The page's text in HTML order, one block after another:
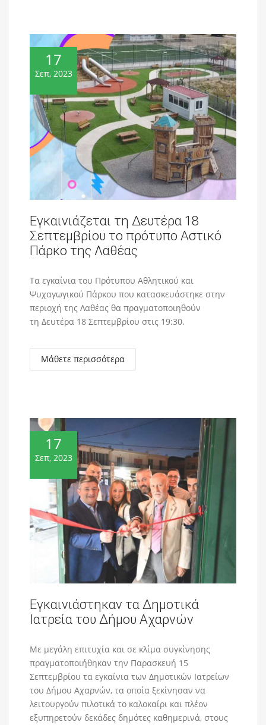
17
Σεπ, 2023
Εγκαινιάζεται τη Δευτέρα 18
Σεπτεμβρίου το πρότυπο Αστικό
Πάρκο της Λαθέας
Τα εγκαίνια του Πρότυπου Αθλητικού και
Ψυχαγωγικού Πάρκου που κατασκευάστηκε στην
περιοχή της Λαθέας θα πραγματοποιηθούν
τη Δευτέρα 18 Σεπτεμβρίου στις 19:30.
Μάθετε περισσότερα
17
Σεπ, 2023
Εγκαινιάστηκαν τα Δημοτικά
Ιατρεία του Δήμου Αχαρνών
Με μεγάλη επιτυχία και σε κλίμα συγκίνησης
πραγματοποιήθηκαν την Παρασκευή 15
Σεπτεμβρίου τα εγκαίνια των Δημοτικών Ιατρείων
του Δήμου Αχαρνών, τα οποία ξεκίνησαν να
λειτουργούν πιλοτικά το καλοκαίρι και πλέον
εξυπηρετούν δεκάδες δημότες καθημερινά, στους